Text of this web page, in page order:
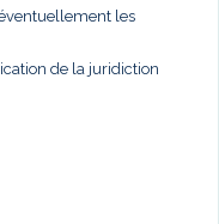
les
de la juridiction